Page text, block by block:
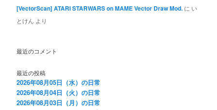
[VectorScan] ATARI STARWARS on MAME Vector Draw Mod. に い
とけん より
最近のコメント
最近の投稿
2026年08月05日（水）の日常
2026年08月04日（火）の日常
2026年08月03日（月）の日常